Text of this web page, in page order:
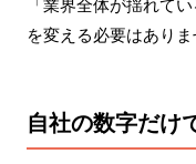
「業界全体が揺れて
を変える必要はありま
自社の数字だけ